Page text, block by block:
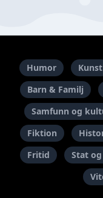
Humor Kunst
Barn & Familj
Samfunn og
Fiktion
Fritid
Stat